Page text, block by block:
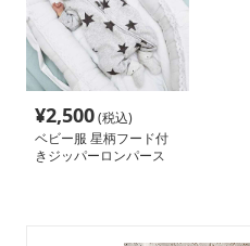
¥2,500(税込)
ベビー服 星柄フード付
きジッパーロンパース